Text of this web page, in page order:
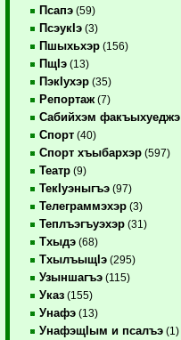
Псапэ (59)
ПсэукIэ (3)
Пшыхьхэр (156)
ПщIэ (13)
ПэкIухэр (35)
Репортаж (7)
Сабийхэм факъыхуеджэ
Спорт (40)
Спорт хъыбархэр (597)
Театр (9)
ТекIуэныгъэ (97)
Телеграммэхэр (3)
Теплъэгъуэхэр (31)
Тхыдэ (68)
ТхылъыщIэ (295)
Узыншагъэ (115)
Указ (155)
Унафэ (13)
УнафэщIым и псалъэ (1)